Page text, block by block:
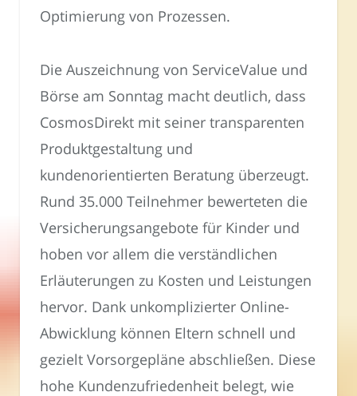
Optimierung von Prozessen.
Die Auszeichnung von ServiceValue und
Börse am Sonntag macht deutlich, dass
CosmosDirekt mit seiner transparenten
Produktgestaltung und
kundenorientierten Beratung überzeugt.
Rund 35.000 Teilnehmer bewerteten die
Versicherungsangebote für Kinder und
hoben vor allem die verständlichen
Erläuterungen zu Kosten und Leistungen
hervor. Dank unkomplizierter Online-
Abwicklung können Eltern schnell und
gezielt Vorsorgepläne abschließen. Diese
hohe Kundenzufriedenheit belegt, wie